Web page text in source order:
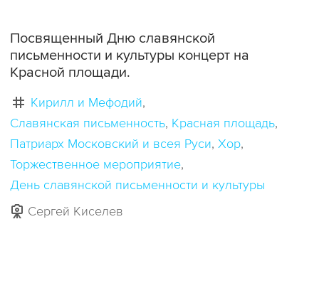
Посвященный Дню славянской
письменности и культуры концерт на
Красной площади.
Кирилл и Мефодий
Славянская письменность Красная площадь
Патриарх Московский и всея Руси Хор
Торжественное мероприятие
День славянской письменности и культуры
Сергей Киселев